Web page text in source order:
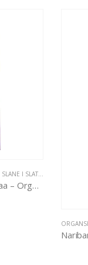
SLANE I SLATKE GRICKALICE
Čokolada tamna s 85% kakaa – Organska 100g Dennree